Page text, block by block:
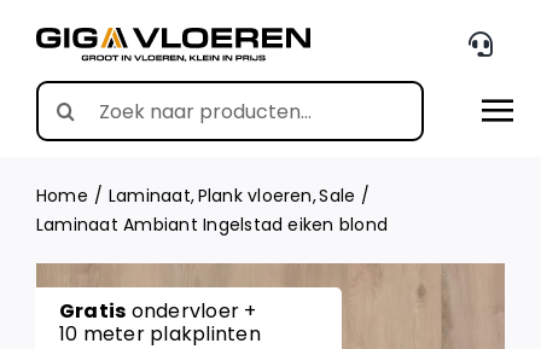
content
Search
for:
Home Laminaat Plank vloeren Sale
Laminaat Ambiant Ingelstad eiken blond
Gratis ondervloer +
10 meter plakplinten